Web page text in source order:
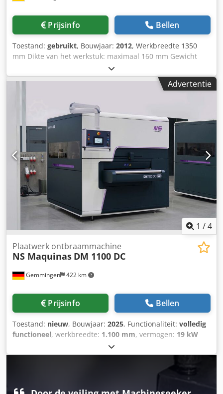
Prijsinfo Bellen
Toestand: gebruikt, Bouwjaar: 2012, Werkbreedte 1350
mm Dikte van het werkstuk: maximaal 160 mm Gewicht
van de machine: ca. 4000 kg Codjzkvyfepfx Af Uorf
Uitvoering: - Natte stofafzuiging - Reserveborstels -
Advertentie
1 /4
Gemmingen 422 km
Plaatwerk ontbraammachine
NS Maquinas DM 1100 DC
Prijsinfo Bellen
Toestand: nieuw, Bouwjaar: 2025, Functionaliteit: volledig
functioneel, werkbreedte: 1.100 mm, vermogen: 19 kW
, DM1100 DC EVO Verwijderen van vaste slak
Afronden van randen tot 1100 mm breedte. De DM1100 DC
EVO ontbraamt en rondt binnen- en buitencontouren van
dikke stalen onderdelen, voornamelijk gesneden met
plasma of autogeen. De DM1100 DC is uitgerust met een